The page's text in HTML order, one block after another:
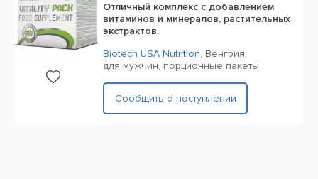
Отличный комплекс с добавлением
витаминов и минералов, растительных
экстрактов.
Biotech USA Nutrition, Венгрия,
для мужчин, порционные пакеты
Сообщить о поступлении